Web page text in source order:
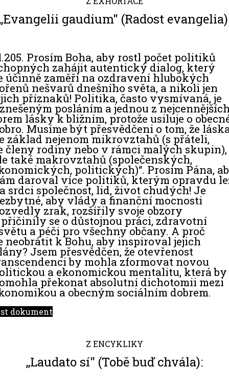
gaudium" (Radost
Prosím Boha, aby rostl počet politiků
zahájit autentický dialog, který
účinně zaměří na ozdravení hlubokých
nešvarů dnešního světa, a nikoli jen
příznaků! Politika, často vysmívaná, je
posláním a jednou z
lásky k bližním, protože usiluje o
Musíme být přesvědčeni o tom, že
základ nejenom mikrovztahů (s přáteli,
členy rodiny nebo v rámci malých skupin),
také makrovztahů (společenských,
politických)“. Prosím Pána,
daroval více politiků, kterým opravdu
srdci společnost, lid, život chudých! Je
aby vlády a finanční mocnosti
zrak, rozšířily svoje obzory
se o důstojnou práci, zdravotní
a péči pro všechny občany. A proč
neobrátit k Bohu, aby inspiroval jejich
Jsem přesvědčen, že otevřenost
by mohla zformovat novou
a ekonomickou mentalitu, která by
překonat absolutní dichotomii mezi
a obecným sociálním dobrem.
dokument
Z ENCYKLIKY
,,Laudato sí" (Tobě buď chvála):